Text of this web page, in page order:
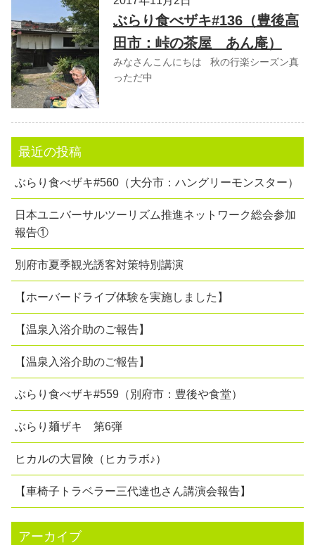
ぶらり食べザキ#136（豊後高
田市：峠の茶屋 あん庵）
みなさんこんにちは 秋の行楽シーズン真
っただ中
最近の投稿
ぶらり食べザキ#560（大分市：ハングリーモンスター）
日本ユニバーサルツーリズム推進ネットワーク総会参加
報告①
別府市夏季観光誘客対策特別講演
【ホーバードライブ体験を実施しました】
【温泉入浴介助のご報告】
【温泉入浴介助のご報告】
ぶらり食べザキ#559（別府市：豊後や食堂）
ぶらり麺ザキ 第6弾
ヒカルの大冒険（ヒカラボ♪）
【車椅子トラベラー三代達也さん講演会報告】
アーカイブ